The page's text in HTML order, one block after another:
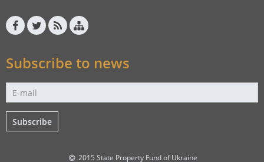
Subscribe to news
Subscribe
2015 State Property Fund of Ukraine